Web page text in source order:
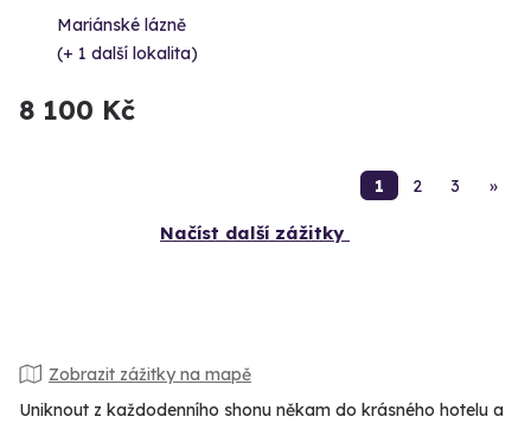
Mariánské lázně
(+ 1 další lokalita)
8 100 Kč
1 2 3 »
Načíst další zážitky
Zobrazit zážitky na mapě
Uniknout z každodenního shonu někam do krásného hotelu a